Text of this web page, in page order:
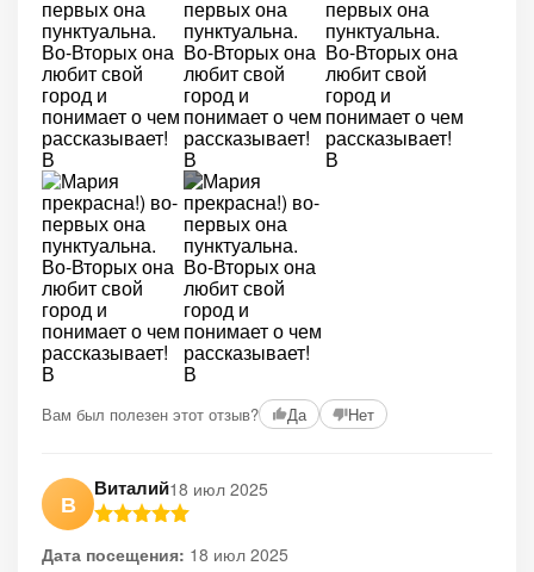
Вам был полезен этот отзыв? Да Нет
В
Виталий18 июл 2025
Дата посещения: 18 июл 2025